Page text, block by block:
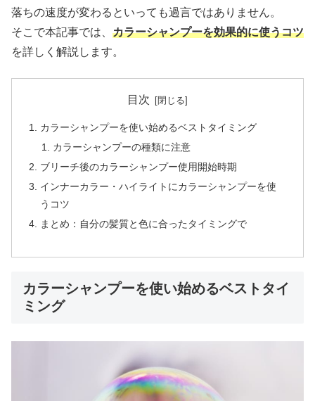
落ちの速度が変わるといっても過言ではありません。
そこで本記事では、 カラーシャンプーを効果的に使うコツ
を詳しく解説します。
目次
カラーシャンプーを使い始めるベストタイミング
カラーシャンプーの種類に注意
ブリーチ後のカラーシャンプー使用開始時期
インナーカラー・ハイライトにカラーシャンプーを使
うコツ
まとめ：自分の髪質と色に合ったタイミングで
カラーシャンプーを使い始めるベストタイ
ミング